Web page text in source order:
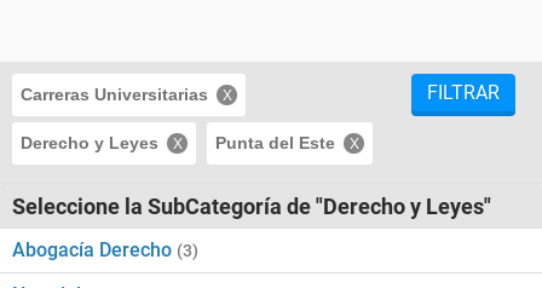
Carreras Universitarias
Derecho y Leyes Punta del Este
FILTRAR
Seleccione la SubCategoría de "Derecho y Leyes"
Abogacía Derecho (3)